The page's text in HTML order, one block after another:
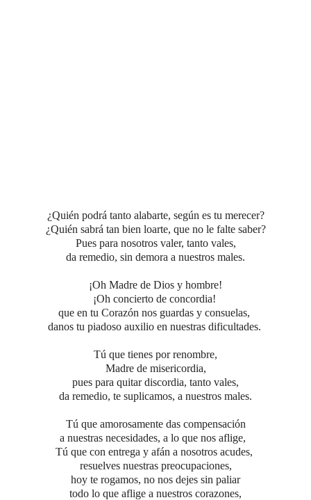
¿Quién podrá tanto alabarte, según es tu merecer?
¿Quién sabrá tan bien loarte, que no le falte saber?
Pues para nosotros valer, tanto vales,
da remedio, sin demora a nuestros males.
¡Oh Madre de Dios y hombre!
¡Oh concierto de concordia!
que en tu Corazón nos guardas y consuelas,
danos tu piadoso auxilio en nuestras dificultades.
Tú que tienes por renombre,
Madre de misericordia,
pues para quitar discordia, tanto vales,
da remedio, te suplicamos, a nuestros males.
Tú que amorosamente das compensación
a nuestras necesidades, a lo que nos aflige,
Tú que con entrega y afán a nosotros acudes,
resuelves nuestras preocupaciones,
hoy te rogamos, no nos dejes sin paliar
todo lo que aflige a nuestros corazones,